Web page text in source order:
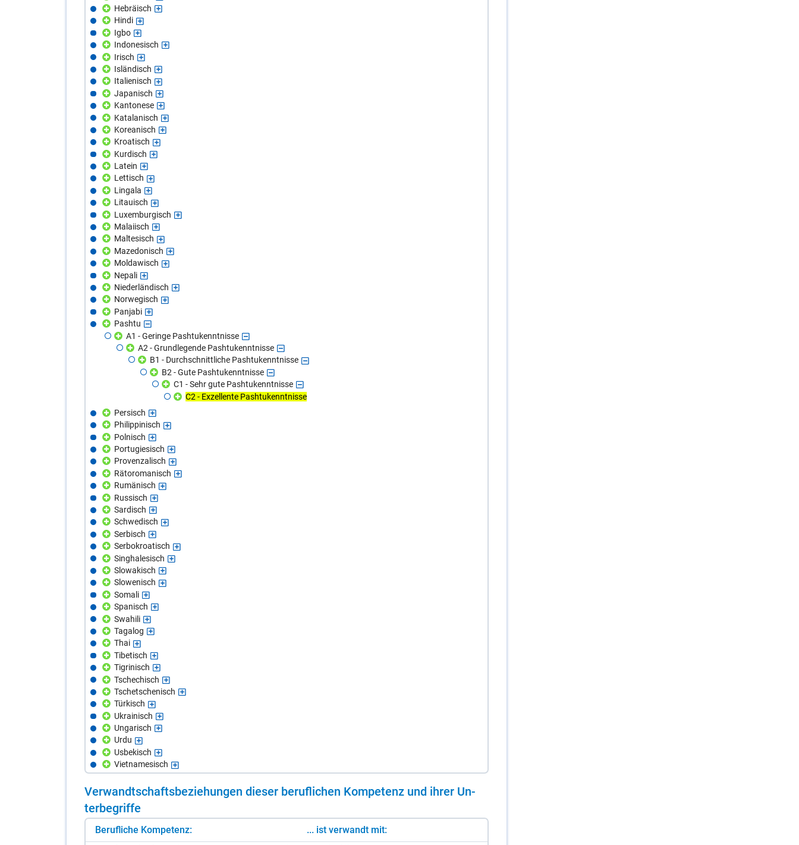
Hebräisch
Hindi
Igbo
Indonesisch
Irisch
Isländisch
Italienisch
Japanisch
Kantonese
Katalanisch
Koreanisch
Kroatisch
Kurdisch
Latein
Lettisch
Lingala
Litauisch
Luxemburgisch
Malaiisch
Maltesisch
Mazedonisch
Moldawisch
Nepali
Niederländisch
Norwegisch
Panjabi
Pashtu
A1 - Geringe Pashtukenntnisse
A2 - Grundlegende Pashtukenntnisse
B1 - Durchschnittliche Pashtukenntnisse
B2 - Gute Pashtukenntnisse
C1 - Sehr gute Pashtukenntnisse
C2 - Exzellente Pashtukenntnisse
Persisch
Philippinisch
Polnisch
Portugiesisch
Provenzalisch
Rätoromanisch
Rumänisch
Russisch
Sardisch
Schwedisch
Serbisch
Serbokroatisch
Singhalesisch
Slowakisch
Slowenisch
Somali
Spanisch
Swahili
Tagalog
Thai
Tibetisch
Tigrinisch
Tschechisch
Tschetschenisch
Türkisch
Ukrainisch
Ungarisch
Urdu
Usbekisch
Vietnamesisch
Ver­wandt­schafts­be­zie­hun­gen die­ser be­ruf­li­chen Kom­pe­tenz und ih­rer Un­
ter­be­grif­fe
Berufliche Kompetenz: ... ist verwandt mit: